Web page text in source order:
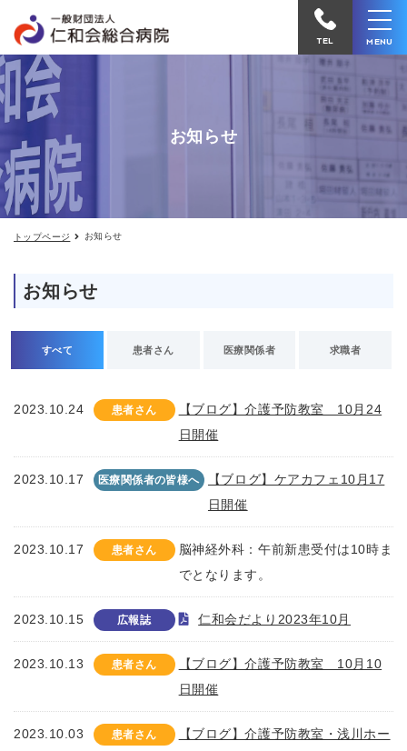
せ
病
院
電
TEL MENU
お知らせ
トップページ お知らせ
お知らせ
すべて 患者さん 医療関係者 求職者
2023.10.24 患者さん
【ブログ】介護予防教室 10月24
日開催
2023.10.17 医療関係者の皆様へ
【ブログ】ケアカフェ10月17
日開催
2023.10.17 患者さん
脳神経外科：午前新患受付は10時ま
でとなります。
2023.10.15 広報誌 仁和会だより2023年10月
2023.10.13 患者さん
【ブログ】介護予防教室 10月10
日開催
2023.10.03 患者さん
【ブログ】介護予防教室・浅川ホー